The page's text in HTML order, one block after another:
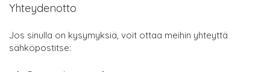
Yhteydenotto
Jos sinulla on kysymyksiä, voit ottaa meihin yhteyttä
sähköpostitse: